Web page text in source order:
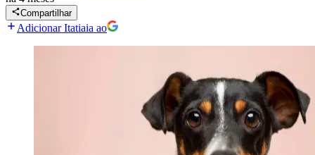
Compartilhar
Adicionar Itatiaia ao